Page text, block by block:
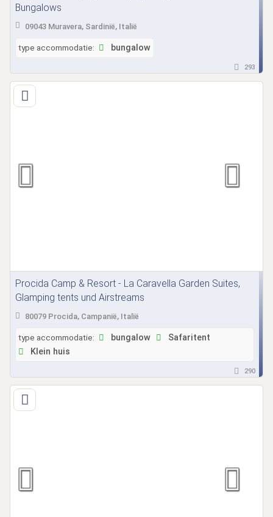
Bungalows
09043 Muravera, Sardinië, Italië
type accommodatie: bungalow
293
Procida Camp & Resort - La Caravella Garden Suites,
Glamping tents und Airstreams
80079 Procida, Campanië, Italië
type accommodatie: bungalow
Safaritent
Klein huis
290